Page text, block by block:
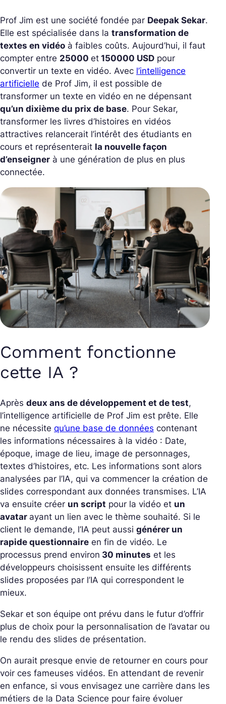
Prof Jim est une société fondée par Deepak Sekar.
Elle est spécialisée dans la transformation de
textes en vidéo à faibles coûts. Aujourd’hui, il faut
compter entre 25000 et 150000 USD pour
convertir un texte en vidéo. Avec l’intelligence
artificielle de Prof Jim, il est possible de
transformer un texte en vidéo en ne dépensant
qu’un dixième du prix de base. Pour Sekar,
transformer les livres d’histoires en vidéos
attractives relancerait l’intérêt des étudiants en
cours et représenterait la nouvelle façon
d’enseigner à une génération de plus en plus
connectée.
Comment fonctionne
cette IA ?
Après deux ans de développement et de test,
l’intelligence artificielle de Prof Jim est prête. Elle
ne nécessite qu’une base de données contenant
les informations nécessaires à la vidéo : Date,
époque, image de lieu, image de personnages,
textes d’histoires, etc. Les informations sont alors
analysées par l’IA, qui va commencer la création de
slides correspondant aux données transmises. L’IA
va ensuite créer un script pour la vidéo et un
avatar ayant un lien avec le thème souhaité. Si le
client le demande, l’IA peut aussi générer un
rapide questionnaire en fin de vidéo. Le
processus prend environ 30 minutes et les
développeurs choisissent ensuite les différents
slides proposées par l’IA qui correspondent le
mieux.
Sekar et son équipe ont prévu dans le futur d’offrir
plus de choix pour la personnalisation de l’avatar ou
le rendu des slides de présentation.
On aurait presque envie de retourner en cours pour
voir ces fameuses vidéos. En attendant de revenir
en enfance, si vous envisagez une carrière dans les
métiers de la Data Science pour faire évoluer